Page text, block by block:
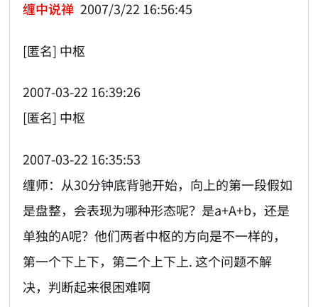
缠中说禅 2007/3/22 16:56:45
[匿名] 中枢
2007-03-22 16:39:26
[匿名] 中枢
2007-03-22 16:35:53
缠师：从30分钟底背驰开始，向上的第一段假如
是盘整，会表现为哪种形态呢？是a+A+b，还是
单独的A呢？他们两者中枢的方向是不一样的，
第一个下上下，第二个上下上. 这个问题不解
决，判断起来很困难啊